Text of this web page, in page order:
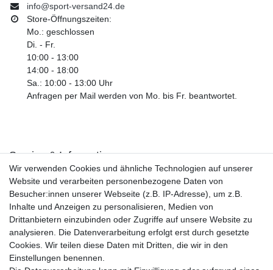
info@sport-versand24.de
Store-Öffnungszeiten:
Mo.: geschlossen
Di. - Fr.
10:00 - 13:00
14:00 - 18:00
Sa.: 10:00 - 13:00 Uhr
Anfragen per Mail werden von Mo. bis Fr. beantwortet.
Service & Informationen
Kontakt
Retouren
Widerrufsrecht
Widerrufs­formular
Impressum
Daten­schutz­erklärung
AGB
Größentabelle
Wir verwenden Cookies und ähnliche Technologien auf unserer
Website und verarbeiten personenbezogene Daten von
Besucher:innen unserer Webseite (z.B. IP-Adresse), um z.B.
Inhalte und Anzeigen zu personalisieren, Medien von
Drittanbietern einzubinden oder Zugriffe auf unsere Website zu
analysieren. Die Datenverarbeitung erfolgt erst durch gesetzte
Cookies. Wir teilen diese Daten mit Dritten, die wir in den
Einstellungen benennen.